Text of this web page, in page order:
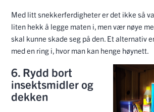
Med litt snekkerferdigheter er det ikke så
liten hekk å legge maten i, men vær nøye
skal kunne skade seg på den. Et alternativ
med en ring i, hvor man kan henge høynett.
6. Rydd bort
insektsmidler og
dekken